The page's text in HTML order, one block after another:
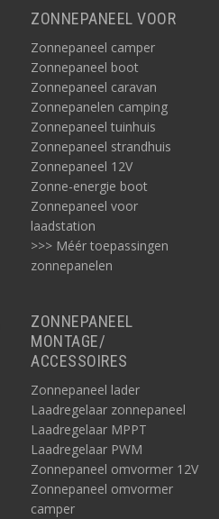
ZONNEPANEEL VOOR
Zonnepaneel camper
Zonnepaneel boot
Zonnepaneel caravan
Zonnepanelen camping
Zonnepaneel tuinhuis
Zonnepaneel strandhuis
Zonnepaneel 12V
Zonne-energie boot
Zonnepaneel voor
laadstation
>>> Méér toepassingen
zonnepanelen
ZONNEPANEEL
MONTAGE/
ACCESSOIRES
Zonnepaneel lader
Laadregelaar zonnepaneel
Laadregelaar MPPT
Laadregelaar PWM
Zonnepaneel omvormer 12V
Zonnepaneel omvormer
camper